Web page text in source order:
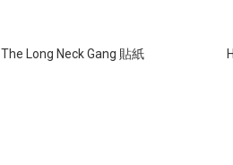
The Long Neck Gang 貼紙